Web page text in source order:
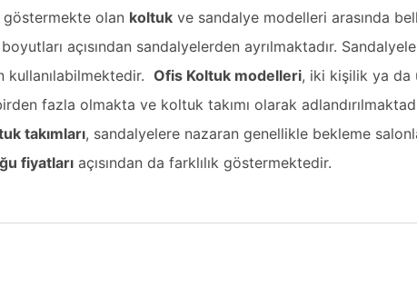
göstermekte olan koltuk ve sandalye modelleri arasında
açısından sandalyelerden ayrılmaktadır.
Ofis Koltuk modelleri, iki kişilik ya da
fazla olmakta ve koltuk takımı olarak
takımları, sandalyelere nazaran genellikle bekleme
fiyatları açısından da farklılık göstermektedir.